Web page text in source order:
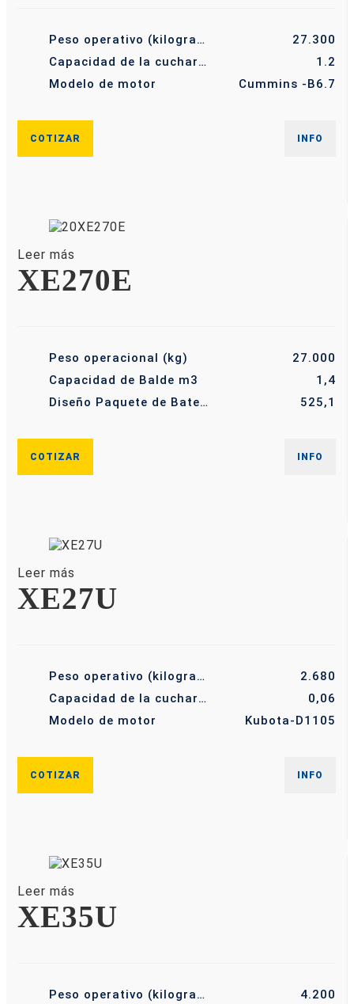
Peso operativo (kilogramo)
27.300
Capacidad de la cuchara (m³)
1.2
Modelo de motor
Cummins -B6.7
COTIZAR INFO
Leer más
XE270E
Peso operacional (kg)
27.000
Capacidad de Balde m3
1,4
Diseño Paquete de Batería de Gran Capacidad KW/H
525,1
COTIZAR INFO
Leer más
XE27U
Peso operativo (kilogramo)
2.680
Capacidad de la cuchara (m³)
0,06
Modelo de motor
Kubota-D1105
COTIZAR INFO
Leer más
XE35U
Peso operativo (kilogramo) 4.200